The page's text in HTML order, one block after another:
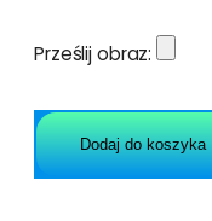
Prześlij obraz:
Dodaj do koszyka